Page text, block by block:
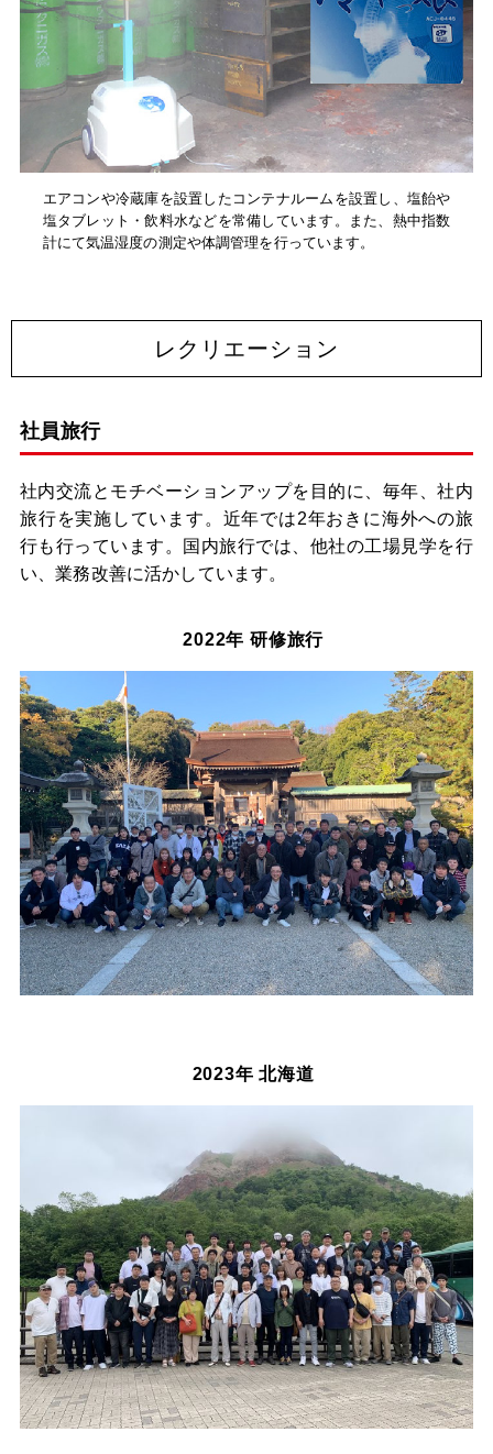
エアコンや冷蔵庫を設置したコンテナルームを設置し、塩飴や
塩タブレット・飲料水などを常備しています。また、熱中指数
計にて気温湿度の測定や体調管理を行っています。
レクリエーション
社員旅行
社内交流とモチベーションアップを目的に、毎年、社内
旅行を実施しています。近年では2年おきに海外への旅
行も行っています。国内旅行では、他社の工場見学を行
い、業務改善に活かしています。
2022年 研修旅行
2023年 北海道